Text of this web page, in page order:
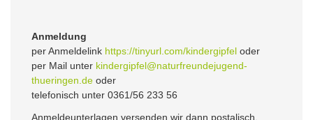
Anmeldung
per Anmeldelink https://tinyurl.com/kindergipfel oder
per Mail unter kindergipfel@naturfreundejugend-
thueringen.de oder
telefonisch unter 0361/56 233 56
Anmeldeunterlagen versenden wir dann postalisch.